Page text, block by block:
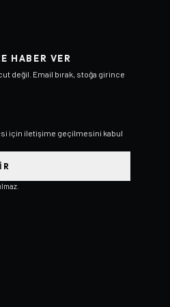
HABER VER
değil. Email bırak, stoğa girince
için iletişime geçilmesini kabul